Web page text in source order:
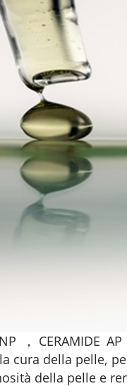
， CERAMIDE AP
cura della pelle,
della pelle e